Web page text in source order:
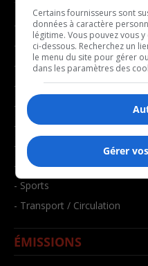
- Affaires municipales
- Communauté / Social
- Culture
- Économie
- Éducation
- Environnement
- Faits divers
- Santé et bien-être
- Sports
- Transport / Circulation
ÉMISSIONS
Certains fournisseurs sont
données à caractère
légitime. Vous pouvez vous
ci-dessous. Recherchez un
le menu du site pour gérer
dans les paramètres des
Gérer